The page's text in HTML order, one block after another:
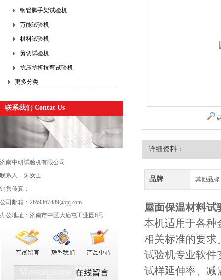
钢管脚手架试验机
万能试验机
材料试验机
剪切试验机
抗压抗折抗弯试验机
更多分类
联系我们 Contat Us
济南中研试验机有限公司
联系人：朱女士
销售传真：
公司邮箱：2659367489@qq.com
办公地址：济南市中区大庙屯工业园6号
详细资料：
品牌 其他品牌
屋面保温材料试
本机适用于各种
相关标准的要求
试验机专业软件
试样延伸率、减